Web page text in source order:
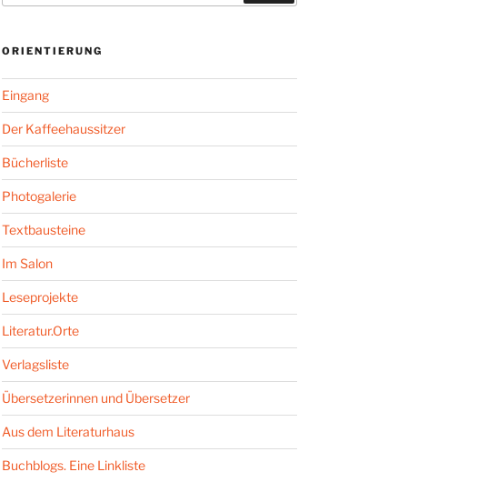
ORIENTIERUNG
Eingang
Der Kaffeehaussitzer
Bücherliste
Photogalerie
Textbausteine
Im Salon
Leseprojekte
Literatur.Orte
Verlagsliste
Übersetzerinnen und Übersetzer
Aus dem Literaturhaus
Buchblogs. Eine Linkliste